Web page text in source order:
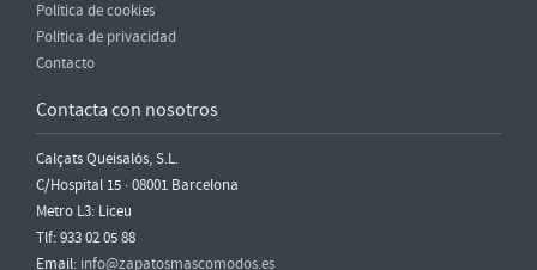
Política de cookies
Política de privacidad
Contacto
Contacta con nosotros
Calçats Queisalós, S.L.
C/Hospital 15 · 08001 Barcelona
Metro L3: Liceu
Tlf: 933 02 05 88
Email: info@zapatosmascomodos.es